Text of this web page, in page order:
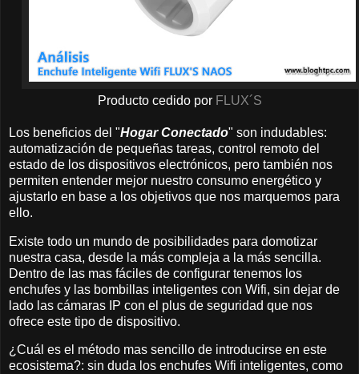
Producto cedido por FLUX´S
Los beneficios del "Hogar Conectado" son indudables:
automatización de pequeñas tareas, control remoto del
estado de los dispositivos electrónicos, pero también nos
permiten entender mejor nuestro consumo energético y
ajustarlo en base a los objetivos que nos marquemos para
ello.
Existe todo un mundo de posibilidades para domotizar
nuestra casa, desde la más compleja a la más sencilla.
Dentro de las mas fáciles de configurar tenemos los
enchufes y las bombillas inteligentes con Wifi, sin dejar de
lado las cámaras IP con el plus de seguridad que nos
ofrece este tipo de dispositivo.
¿Cuál es el método mas sencillo de introducirse en este
ecosistema?: sin duda los enchufes Wifi inteligentes, como